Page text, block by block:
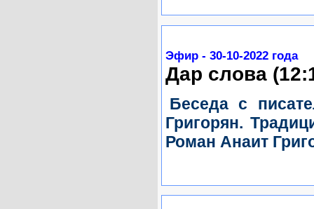
Эфир - 30-10-2022 года
Дар слова
Беседа с
Григорян.
Роман Анаит